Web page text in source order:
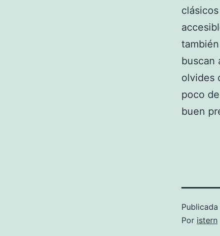
buscan
olvides
poco
buen
Publicada
Por istern